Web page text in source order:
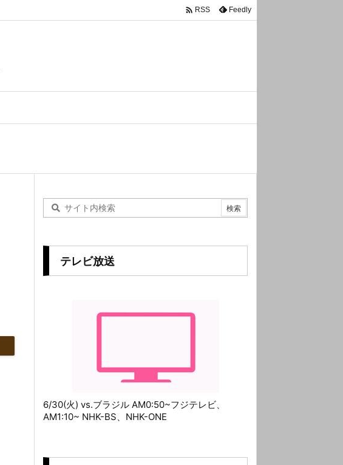
 RSS Feedly
テレビ放送
6/30(火) vs.ブラジル AM0:50~フジテレビ、
AM1:10~ NHK-BS、NHK-ONE